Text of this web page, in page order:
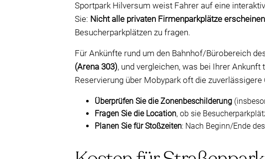
Sportpark Hilversum weist Fahrer auf eine
Sie: Nicht alle privaten Firmenparkplätze
Besucherparkplätzen zu fragen.
Für Ankünfte rund um den Bahnhof/Bürobereich
(Arena 303), und vergleichen, was bei Ihrer
Reservierung über Mobypark oft die
Überprüfen Sie die Zonenbeschilderung
Fragen Sie die Location, ob sie
Planen Sie für Stoßzeiten: Nach Beginn/Ende